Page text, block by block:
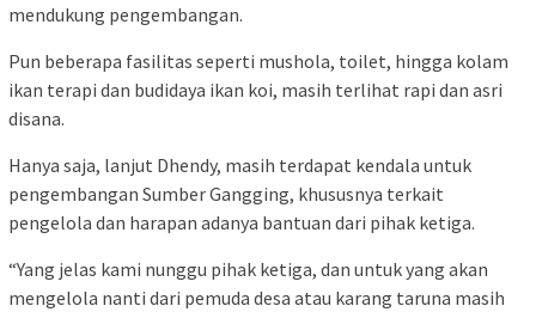
mendukung pengembangan.
Pun beberapa fasilitas seperti mushola, toilet, hingga kolam
ikan terapi dan budidaya ikan koi, masih terlihat rapi dan asri
disana.
Hanya saja, lanjut Dhendy, masih terdapat kendala untuk
pengembangan Sumber Gangging, khususnya terkait
pengelola dan harapan adanya bantuan dari pihak ketiga.
“Yang jelas kami nunggu pihak ketiga, dan untuk yang akan
mengelola nanti dari pemuda desa atau karang taruna masih